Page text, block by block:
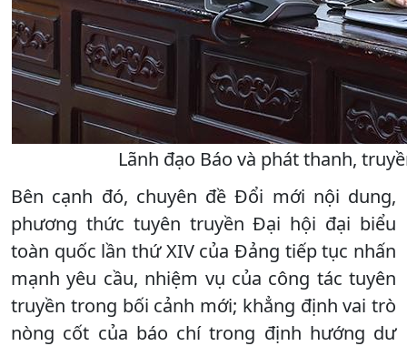
Lãnh đạo Báo và phát thanh,
Bên cạnh đó, chuyên đề Đổi mới nội dung,
phương thức tuyên truyền Đại hội đại biểu
toàn quốc lần thứ XIV của Đảng tiếp tục nhấn
mạnh yêu cầu, nhiệm vụ của công tác tuyên
truyền trong bối cảnh mới; khẳng định vai trò
nòng cốt của báo chí trong định hướng dư